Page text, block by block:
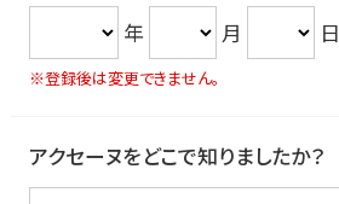
年
月 日
※登録後は変更できません。
アクセーヌをどこで知りましたか？